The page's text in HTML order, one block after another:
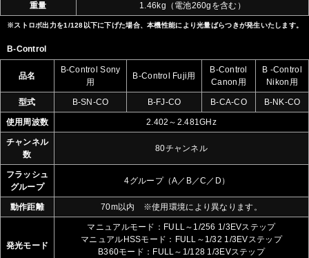
重量 1.46kg（電池260gを含む）
※ストロボ出力を1/128以下に下げた場合、本機性能により光量ばらつきが発生いたします。
B-Control
品名
B-Control Sony
用
B-Control Fuji用
B-Control
Canon用
B -Control
Nikon用
型式 B-SN-CO B-FJ-CO B-CA-CO B-NK-CO
使用周波数 2.402～2.481GHz
チャンネル
数
80チャンネル
フラッシュ
グループ
4グループ（A／B／C／D）
動作距離 70m以内 ※使用環境により異なります。
発光モード
マニュアルモード：FULL～1/256 1/3EVステップ
マニュアルHSSモード：FULL～1/32 1/3EVステップ
B360モード：FULL～1/128 1/3EVステップ